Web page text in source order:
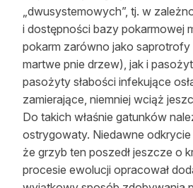
„dwusystemowych”, tj. w
i dostępności bazy pokarmowej
pokarm zarówno jako saprotrofy
martwe pnie drzew), jak i
pasożyty słabości infekujące
zamierające, niemniej wciąż
Do takich właśnie gatunków
ostrygowaty. Niedawne odkrycie
że grzyb ten poszedł jeszcze o
procesie ewolucji opracował